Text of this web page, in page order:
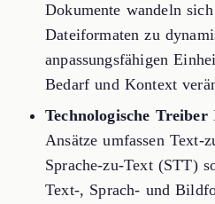
Dokumente wandeln
Dateiformaten zu
anpassungsfähigen
Bedarf und Kontext
Technologische Treiber
Ansätze umfassen Text-
Sprache-zu-Text (STT)
Text-, Sprach- und